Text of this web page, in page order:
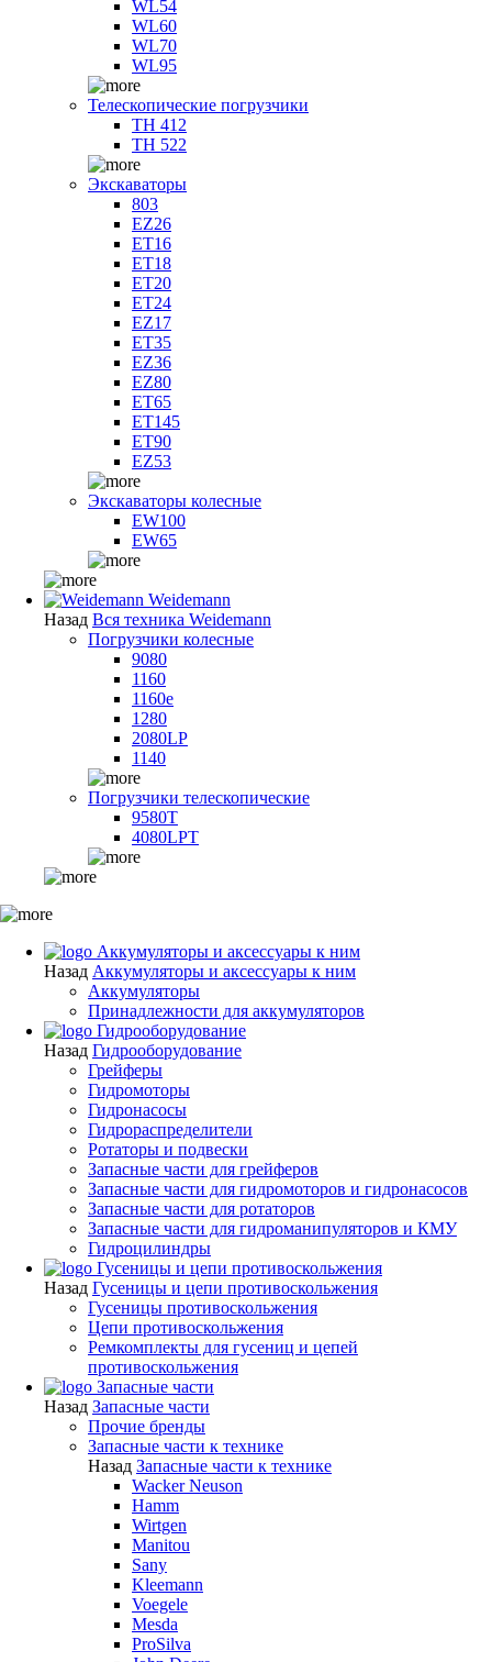
WL54
WL60
WL70
WL95
Телескопические погрузчики
TH 412
TH 522
Экскаваторы
803
EZ26
ET16
ET18
ET20
ET24
EZ17
ET35
EZ36
EZ80
ET65
ET145
ET90
EZ53
Экскаваторы колесные
EW100
EW65
Weidemann
Назад Вся техника Weidemann
Погрузчики колесные
9080
1160
1160e
1280
2080LP
1140
Погрузчики телескопические
9580T
4080LPT
Аккумуляторы и аксессуары к ним
Назад Аккумуляторы и аксессуары к ним
Аккумуляторы
Принадлежности для аккумуляторов
Гидрооборудование
Назад Гидрооборудование
Грейферы
Гидромоторы
Гидронасосы
Гидрораспределители
Ротаторы и подвески
Запасные части для грейферов
Запасные части для гидромоторов и гидронасосов
Запасные части для ротаторов
Запасные части для гидроманипуляторов и КМУ
Гидроцилиндры
Гусеницы и цепи противоскольжения
Назад Гусеницы и цепи противоскольжения
Гусеницы противоскольжения
Цепи противоскольжения
Ремкомплекты для гусениц и цепей
противоскольжения
Запасные части
Назад Запасные части
Прочие бренды
Запасные части к технике
Назад Запасные части к технике
Wacker Neuson
Hamm
Wirtgen
Manitou
Sany
Kleemann
Voegele
Mesda
ProSilva